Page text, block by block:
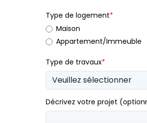
Type de logement*
Maison
Appartement/Immeuble
Type de travaux*
Décrivez votre projet